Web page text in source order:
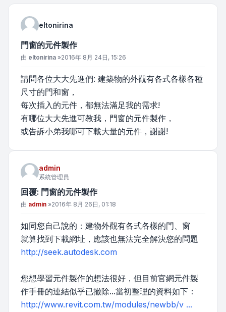
eltonirina
門窗的元件製作
文章
由 eltonirina »2016年 8月 24日, 15:26
請問各位大大先進們: 建築物的外觀有各式各樣各種
尺寸的門和窗，
每次插入的元件，都無法滿足我的需求!
有哪位大大先進可教我，門窗的元件製作，
或告訴小弟我哪可下載大量的元件，謝謝!
admin
系統管理員
回覆: 門窗的元件製作
文章
由 admin »2016年 8月 26日, 01:18
如同您自己說的：建物外觀有各式各樣的門、窗
就算找到下載網址，應該也無法完全解決您的問題
http://seek.autodesk.com
您想學習元件製作的想法很好，但目前官網元件製
作手冊的連結似乎已撤除...當初整理的資料如下：
http://www.revit.com.tw/modules/newbb/v ...